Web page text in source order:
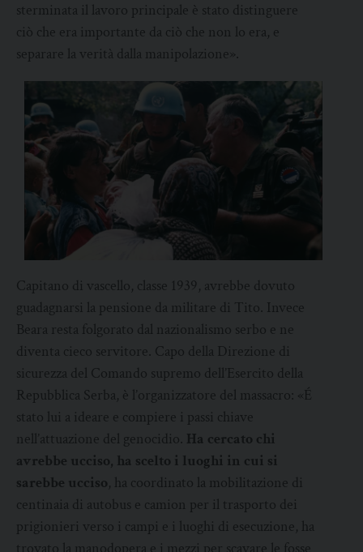
sterminata il lavoro principale è stato distinguere
ciò che era importante da ciò che non lo era, e
separare la verità dalla manipolazione».
Capitano di vascello, classe 1939, avrebbe dovuto
guadagnarsi la pensione da militare di Tito. Invece
Beara resta folgorato dal nazionalismo serbo e ne
diventa cieco servitore. Capo della Direzione di
sicurezza del Comando supremo dell’Esercito della
Repubblica Serba, è l’organizzatore del massacro: «É
stato lui a ideare e compiere i passi chiave
nell’attuazione del genocidio. Ha cercato chi
avrebbe ucciso, ha scelto i luoghi in cui si
sarebbe ucciso, ha coordinato la mobilitazione di
centinaia di autobus e camion per il trasporto dei
prigionieri verso i campi e i luoghi di esecuzione, ha